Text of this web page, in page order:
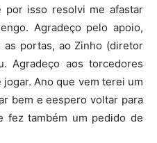
por isso resolvi me afastar
Agradeço pelo apoio,
portas, ao Zinho (diretor
Agradeço aos torcedores
Ano que vem terei um
bem e eespero voltar para
fez também um pedido de